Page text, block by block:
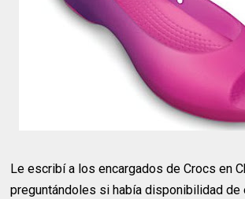
Le escribí a los encargados de Crocs en
preguntándoles si había disponibilidad